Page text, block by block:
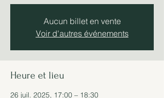
Aucun billet en vente
Voir d'autres événements
Heure et lieu
26 juil. 2025, 17:00 – 18:30